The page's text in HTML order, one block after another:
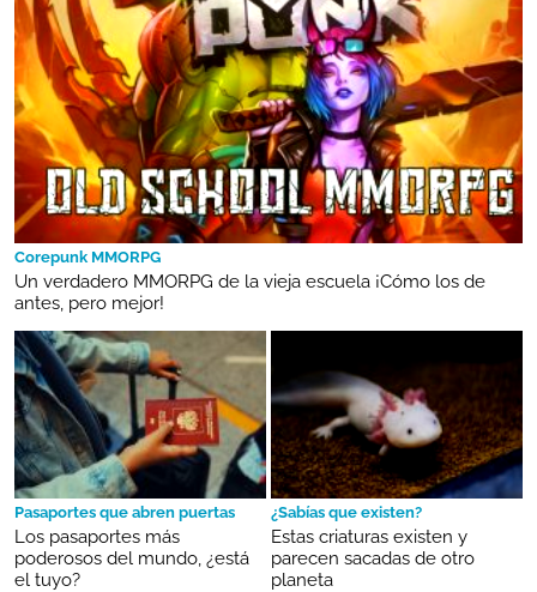
Corepunk MMORPG
Un verdadero MMORPG de la vieja escuela ¡Cómo los de
antes, pero mejor!
Pasaportes que abren puertas
Los pasaportes más
poderosos del mundo, ¿está
el tuyo?
¿Sabías que existen?
Estas criaturas existen y
parecen sacadas de otro
planeta